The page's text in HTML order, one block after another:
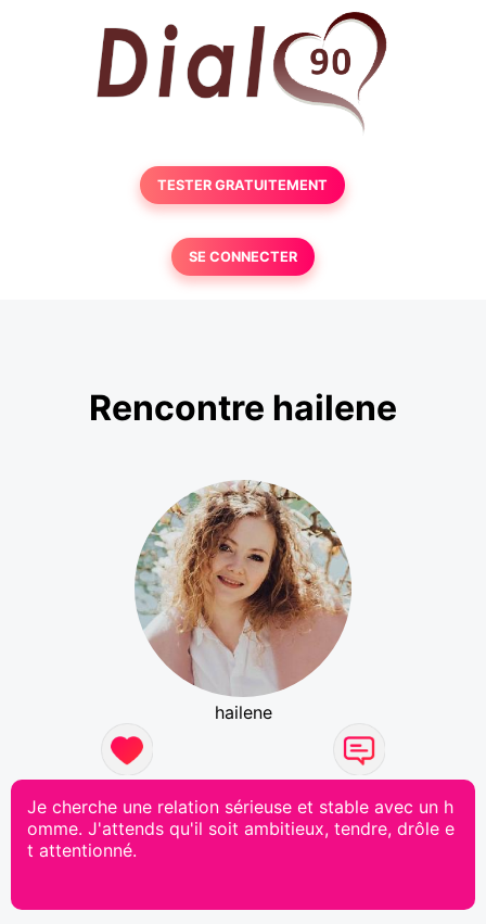
TESTER GRATUITEMENT
SE CONNECTER
Rencontre hailene
hailene
Je cherche une relation sérieuse et stable avec un h
omme. J'attends qu'il soit ambitieux, tendre, drôle e
t attentionné.